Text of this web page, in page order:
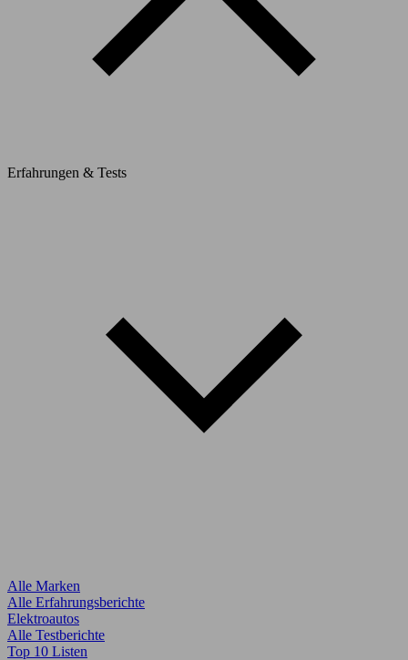
Erfahrungen & Tests
Alle Marken
Alle Erfahrungsberichte
Elektroautos
Alle Testberichte
Top 10 Listen